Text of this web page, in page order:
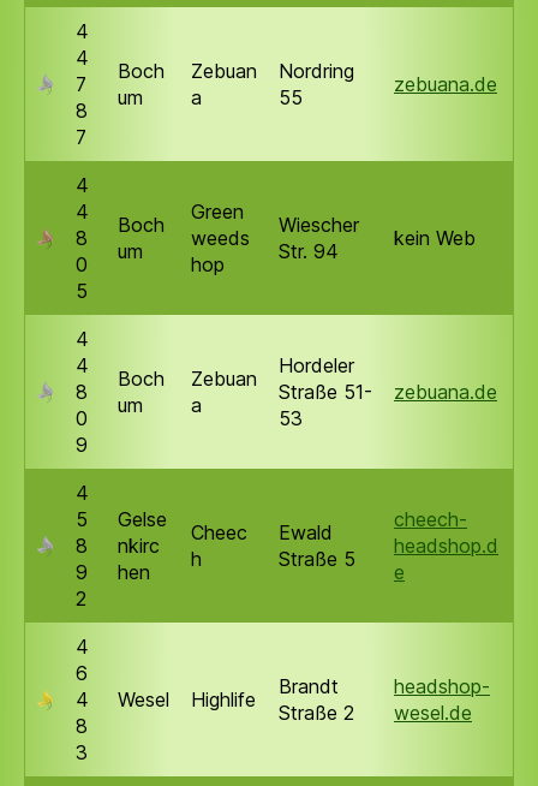
4
4
7
8
7
Boch
um
Zebuan
a
Nordring
55
zebuana.de
4
4
8
0
5
Boch
um
Green
weeds
hop
Wiescher
Str. 94
kein Web
4
4
8
0
9
Boch
um
Zebuan
a
Hordeler
Straße 51-
53
zebuana.de
4
5
8
9
2
Gelse
nkirc
hen
Cheec
h
Ewald
Straße 5
cheech-
headshop.d
e
4
6
4
8
3
Wesel Highlife
Brandt
Straße 2
headshop-
wesel.de